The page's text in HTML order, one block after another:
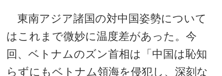
東南アジア諸国の対中国姿勢について
はこれまで微妙に温度差があった。今
回、ベトナムのズン首相は「中国は恥知
らずにもベトナム領海を侵犯し、深刻な